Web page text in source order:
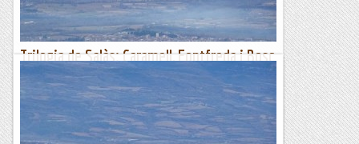
Trilogia de Salàs: Caramell, Fontfreda i Bosc
de Salàs
Clàssica de la zona de Salàs (24 km, 1150 m+) que aquesta
vegada ascendim salvatgement per la Serra de les Farigoles
(quines rampes!); passem per sota del Pui de...